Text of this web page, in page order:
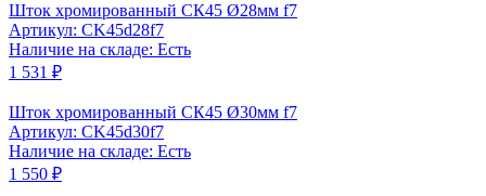
Шток хромированный СК45 Ø28мм f7
Артикул: CK45d28f7
Наличие на складе: Есть
1 531 ₽
Шток хромированный СК45 Ø30мм f7
Артикул: CK45d30f7
Наличие на складе: Есть
1 550 ₽